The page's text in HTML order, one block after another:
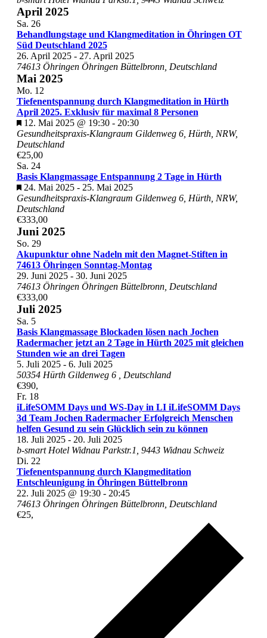
April 2025
Sa. 26
Behandlungstage und Klangmeditation in Öhringen OT
Süd Deutschland 2025
26. April 2025- 27. April 2025
74613 Öhringen Öhringen Büttelbronn, Deutschland
Mai 2025
Mo. 12
Tiefenentspannung durch Klangmeditation in Hürth
April 2025. Exklusiv für maximal 8 Personen
Hervorgehoben
12. Mai 2025 @ 19:30- 20:30
Gesundheitspraxis-Klangraum Gildenweg 6, Hürth, NRW,
Deutschland
€25,00
Sa. 24
Basis Klangmassage Entspannung 2 Tage in Hürth
Hervorgehoben
24. Mai 2025- 25. Mai 2025
Gesundheitspraxis-Klangraum Gildenweg 6, Hürth, NRW,
Deutschland
€333,00
Juni 2025
So. 29
Akupunktur ohne Nadeln mit den Magnet-Stiften in
74613 Öhringen Sonntag-Montag
29. Juni 2025- 30. Juni 2025
74613 Öhringen Öhringen Büttelbronn, Deutschland
€333,00
Juli 2025
Sa. 5
Basis Klangmassage Blockaden lösen nach Jochen
Radermacher jetzt an 2 Tage in Hürth 2025 mit gleichen
Stunden wie an drei Tagen
5. Juli 2025- 6. Juli 2025
50354 Hürth Gildenweg 6
, Deutschland
€390,
Fr. 18
iLifeSOMM Days und WS-Day in LI iLifeSOMM Days
3d Team Jochen Radermacher Erfolgreich Menschen
helfen Gesund zu sein Glücklich sein zu können
18. Juli 2025- 20. Juli 2025
b-smart Hotel Widnau Parkstr.1, 9443 Widnau Schweiz
Di. 22
Tiefenentspannung durch Klangmeditation
Entschleunigung in Öhringen Büttelbronn
22. Juli 2025 @ 19:30- 20:45
74613 Öhringen Öhringen Büttelbronn, Deutschland
€25,